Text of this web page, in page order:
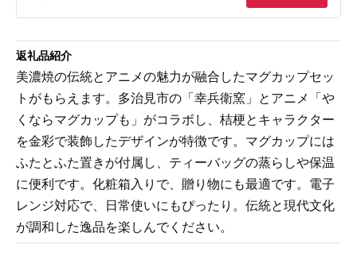
返礼品紹介
美濃焼の伝統とアニメの魅力が融合したマグカップセッ
トがもらえます。多治見市の「幸兵衛窯」とアニメ「や
くならマグカップも」がコラボし、桔梗とキャラクター
を金彩で装飾したデザインが特徴です。マグカップには
ふたとふた置きが付属し、ティーバッグの蒸らしや保温
に便利です。化粧箱入りで、贈り物にも最適です。電子
レンジ対応で、日常使いにもぴったり。伝統と現代文化
が調和した逸品を楽しんでください。